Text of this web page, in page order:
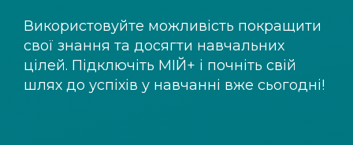
Використовуйте можливість покращити
свої знання та досягти навчальних
цілей. Підключіть МІЙ+ і почніть свій
шлях до успіхів у навчанні вже сьогодні!